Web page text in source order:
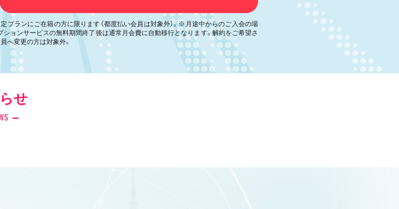
ランにご在籍の方に限ります（都度払い会員は対象外）。※月途中からのご入会の場
ョンサービスの無料期間終了後は通常月会費に自動移行となります。解約をご希望さ
へ変更の方は対象外。
せ